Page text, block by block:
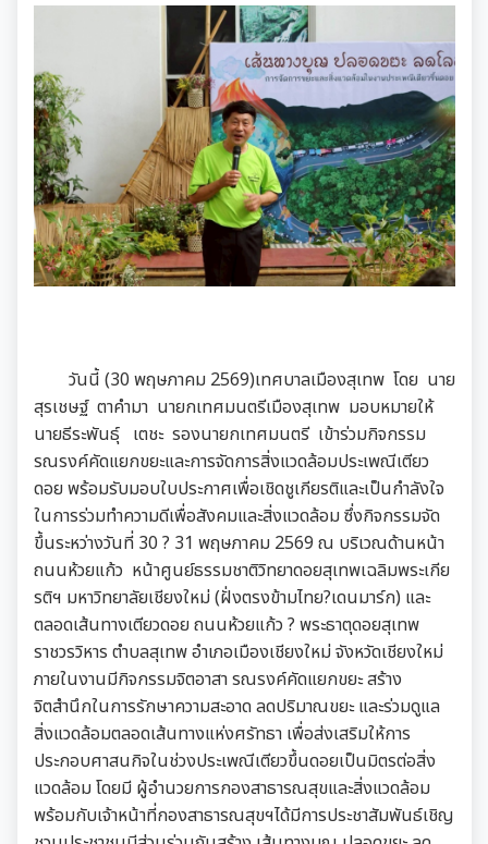
วันนี้ (30 พฤษภาคม 2569)เทศบาลเมืองสุเทพ  โดย  นาย
สุรเชษฐ์  ตาคำมา  นายกเทศมนตรีเมืองสุเทพ  มอบหมายให้
นายธีระพันธุ์   เตชะ  รองนายกเทศมนตรี  เข้าร่วมกิจกรรม
รณรงค์คัดแยกขยะและการจัดการสิ่งแวดล้อมประเพณีเตียว
ดอย พร้อมรับมอบใบประกาศเพื่อเชิดชูเกียรติและเป็นกำลังใจ
ในการร่วมทำความดีเพื่อสังคมและสิ่งแวดล้อม ซึ่งกิจกรรมจัด
ขึ้นระหว่างวันที่ 30 ? 31 พฤษภาคม 2569 ณ บริเวณด้านหน้า
ถนนห้วยแก้ว  หน้าศูนย์ธรรมชาติวิทยาดอยสุเทพเฉลิมพระเกีย
รติฯ มหาวิทยาลัยเชียงใหม่ (ฝั่งตรงข้ามไทย?เดนมาร์ก) และ
ตลอดเส้นทางเตียวดอย ถนนห้วยแก้ว ? พระธาตุดอยสุเทพ
ราชวรวิหาร ตำบลสุเทพ อำเภอเมืองเชียงใหม่ จังหวัดเชียงใหม่
ภายในงานมีกิจกรรมจิตอาสา รณรงค์คัดแยกขยะ สร้าง
จิตสำนึกในการรักษาความสะอาด ลดปริมาณขยะ และร่วมดูแล
สิ่งแวดล้อมตลอดเส้นทางแห่งศรัทธา เพื่อส่งเสริมให้การ
ประกอบศาสนกิจในช่วงประเพณีเตียวขึ้นดอยเป็นมิตรต่อสิ่ง
แวดล้อม โดยมี ผู้อำนวยการกองสาธารณสุขและสิ่งแวดล้อม
พร้อมกับเจ้าหน้าที่กองสาธารณสุขฯได้มีการประชาสัมพันธ์เชิญ